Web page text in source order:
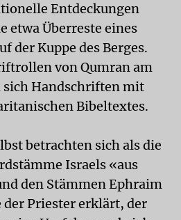
Entdeckungen
etwa Überreste eines
der Kuppe des Berges.
von Qumran am
sich Handschriften mit
Bibeltextes.
betrachten sich als die
Israels «aus
den Stämmen Ephraim
der Priester erklärt, der